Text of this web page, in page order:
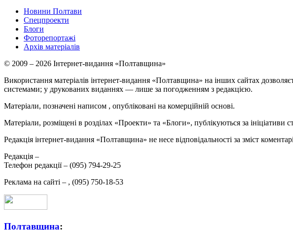
Новини Полтави
Спецпроекти
Блоги
Фоторепортажі
Архів матеріалів
© 2009 – 2026 Інтернет-видання «Полтавщина»
Використання матеріалів інтернет-видання «Полтавщина» на інших сайтах
системами; у друкованих виданнях — лише за погодженням з редакцією.
Матеріали, позначені написом , опубліковані на комерційній основі.
Матеріали, розміщені в розділах «Проекти» та «Блоги», публікуються за ініціативи
Редакція інтернет-видання «Полтавщина» не несе відповідальності за зміст
Редакція –
Телефон редакції – (095) 794-29-25
Реклама на сайті – , (095) 750-18-53
Полтавщина: